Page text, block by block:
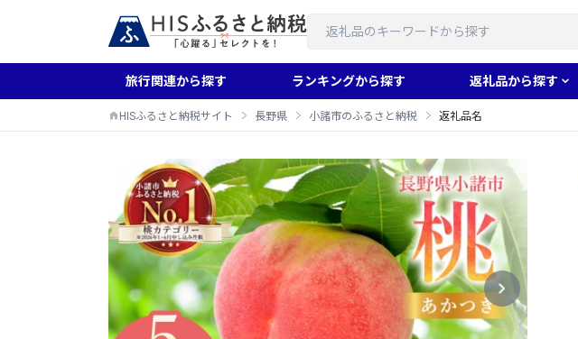
旅行関連から探す ランキングから探す 返礼品から探す
HISふるさと納税サイト 長野県 小諸市のふるさと納税 返礼品名